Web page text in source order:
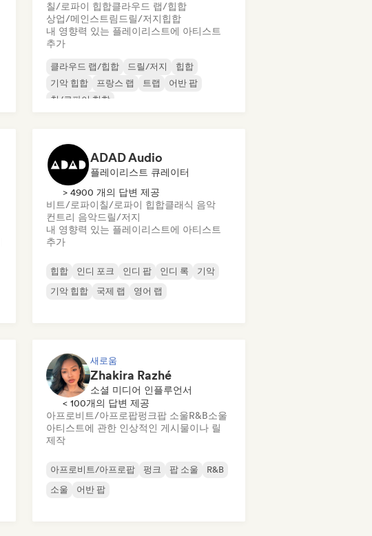
칠/로파이 힙합클라우드 랩/힙합
상업/메인스트림 드릴/저지힙합
내 영향력 있는 플레이리스트에 아티스트
추가
클라우드 랩/힙합 드릴/저지
힙합
기악 힙합
프랑스 랩 트랩
어반 팝
칠/로파이 힙합
ADAD Audio
플레이리스트 큐레이터
> 4900 개의 답변 제공
비트/로파이칠/로파이 힙합클래식 음악
컨트리 음악드릴/저지
내 영향력 있는 플레이리스트에 아티스트
추가
힙합 인디 포크 인디 팝 인디 록
기악
기악 힙합
국제 랩 영어 랩
새로움
Zhakira Razhé
소셜 미디어 인플루언서
< 100개의 답변 제공
아프로비트/아프로팝펑크팝 소울R&B소울
아티스트에 관한 인상적인 게시물이나 릴
제작
아프로비트/아프로팝 펑크 팝 소울
R&B
소울
어반 팝